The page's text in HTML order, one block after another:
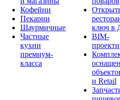
Кофейни
Пекарни
Шаурмичные
Частные
кухни
премиум-
класса
ключ в
BIM-
и Retail